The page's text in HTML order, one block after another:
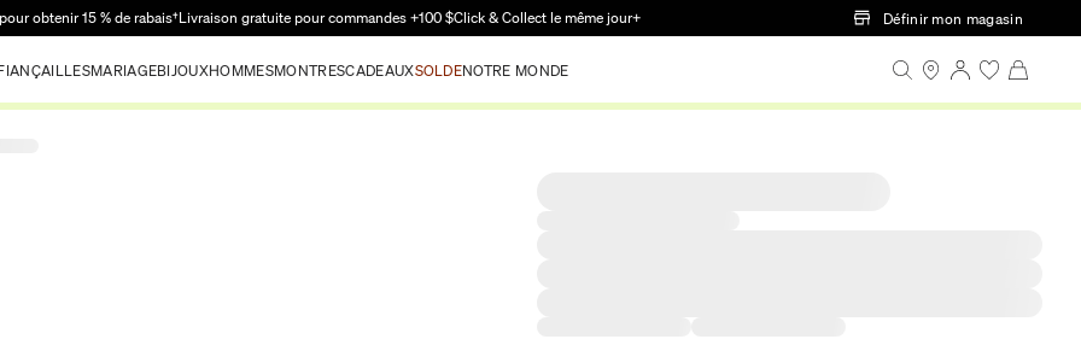
Passer au contenu principal
obtenir 15 % de rabais†Livraison gratuite pour commandes +100 $Click & Collect le même jour+ Définir mon magasin
MARIAGEBIJOUXHOMMESMONTRESCADEAUXSOLDENOTRE MONDE